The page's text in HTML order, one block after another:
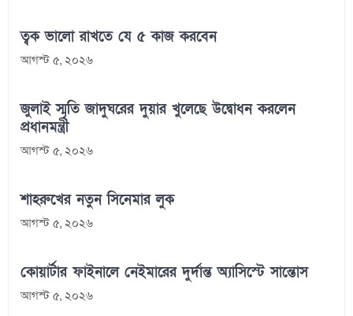
ত্বক ভালো রাখতে যে ৫ কাজ করবেন
আগস্ট ৫, ২০২৬
জুলাই স্মৃতি জাদুঘরের দুয়ার খুলেছে উদ্বোধন করলেন
প্রধানমন্ত্রী
আগস্ট ৫, ২০২৬
শাহরুখের নতুন সিনেমার লুক
আগস্ট ৫, ২০২৬
কোয়ার্টার ফাইনালে নেইমারের দুর্দান্ত অ্যাসিস্টে সান্তোস
আগস্ট ৫, ২০২৬